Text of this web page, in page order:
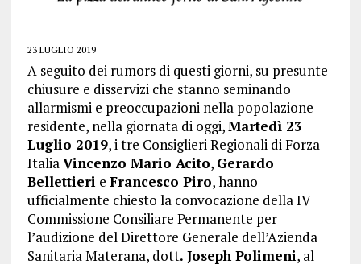
23 LUGLIO 2019
A seguito dei rumors di questi giorni, su presunte
chiusure e disservizi che stanno seminando
allarmismi e preoccupazioni nella popolazione
residente, nella giornata di oggi,Martedì 23
Luglio 2019, i tre Consiglieri Regionali di Forza
ItaliaVincenzo Mario Acito, Gerardo
Bellettieri e Francesco Piro, hanno
ufficialmente chiesto la convocazione della IV
Commissione Consiliare Permanente per
l’audizione del Direttore Generale dell’Azienda
Sanitaria Materana, dott. Joseph Polimeni, al